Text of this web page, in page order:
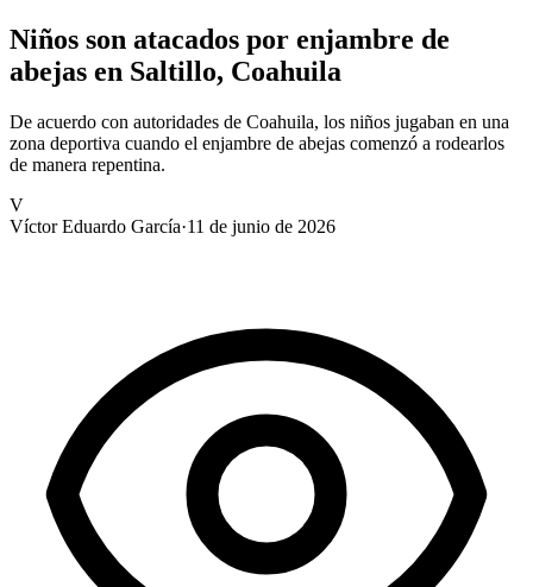
Niños son atacados por enjambre de
abejas en Saltillo, Coahuila
De acuerdo con autoridades de Coahuila, los niños jugaban en una
zona deportiva cuando el enjambre de abejas comenzó a rodearlos
de manera repentina.
V
Víctor Eduardo García·11 de junio de 2026